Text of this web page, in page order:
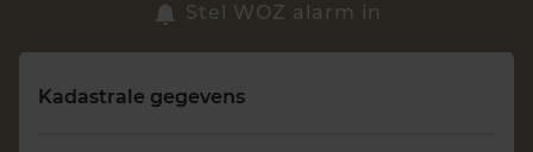
Vragen? Neem contact met ons op
088 220 4200
Stel WOZ alarm in
Kadastrale gegevens